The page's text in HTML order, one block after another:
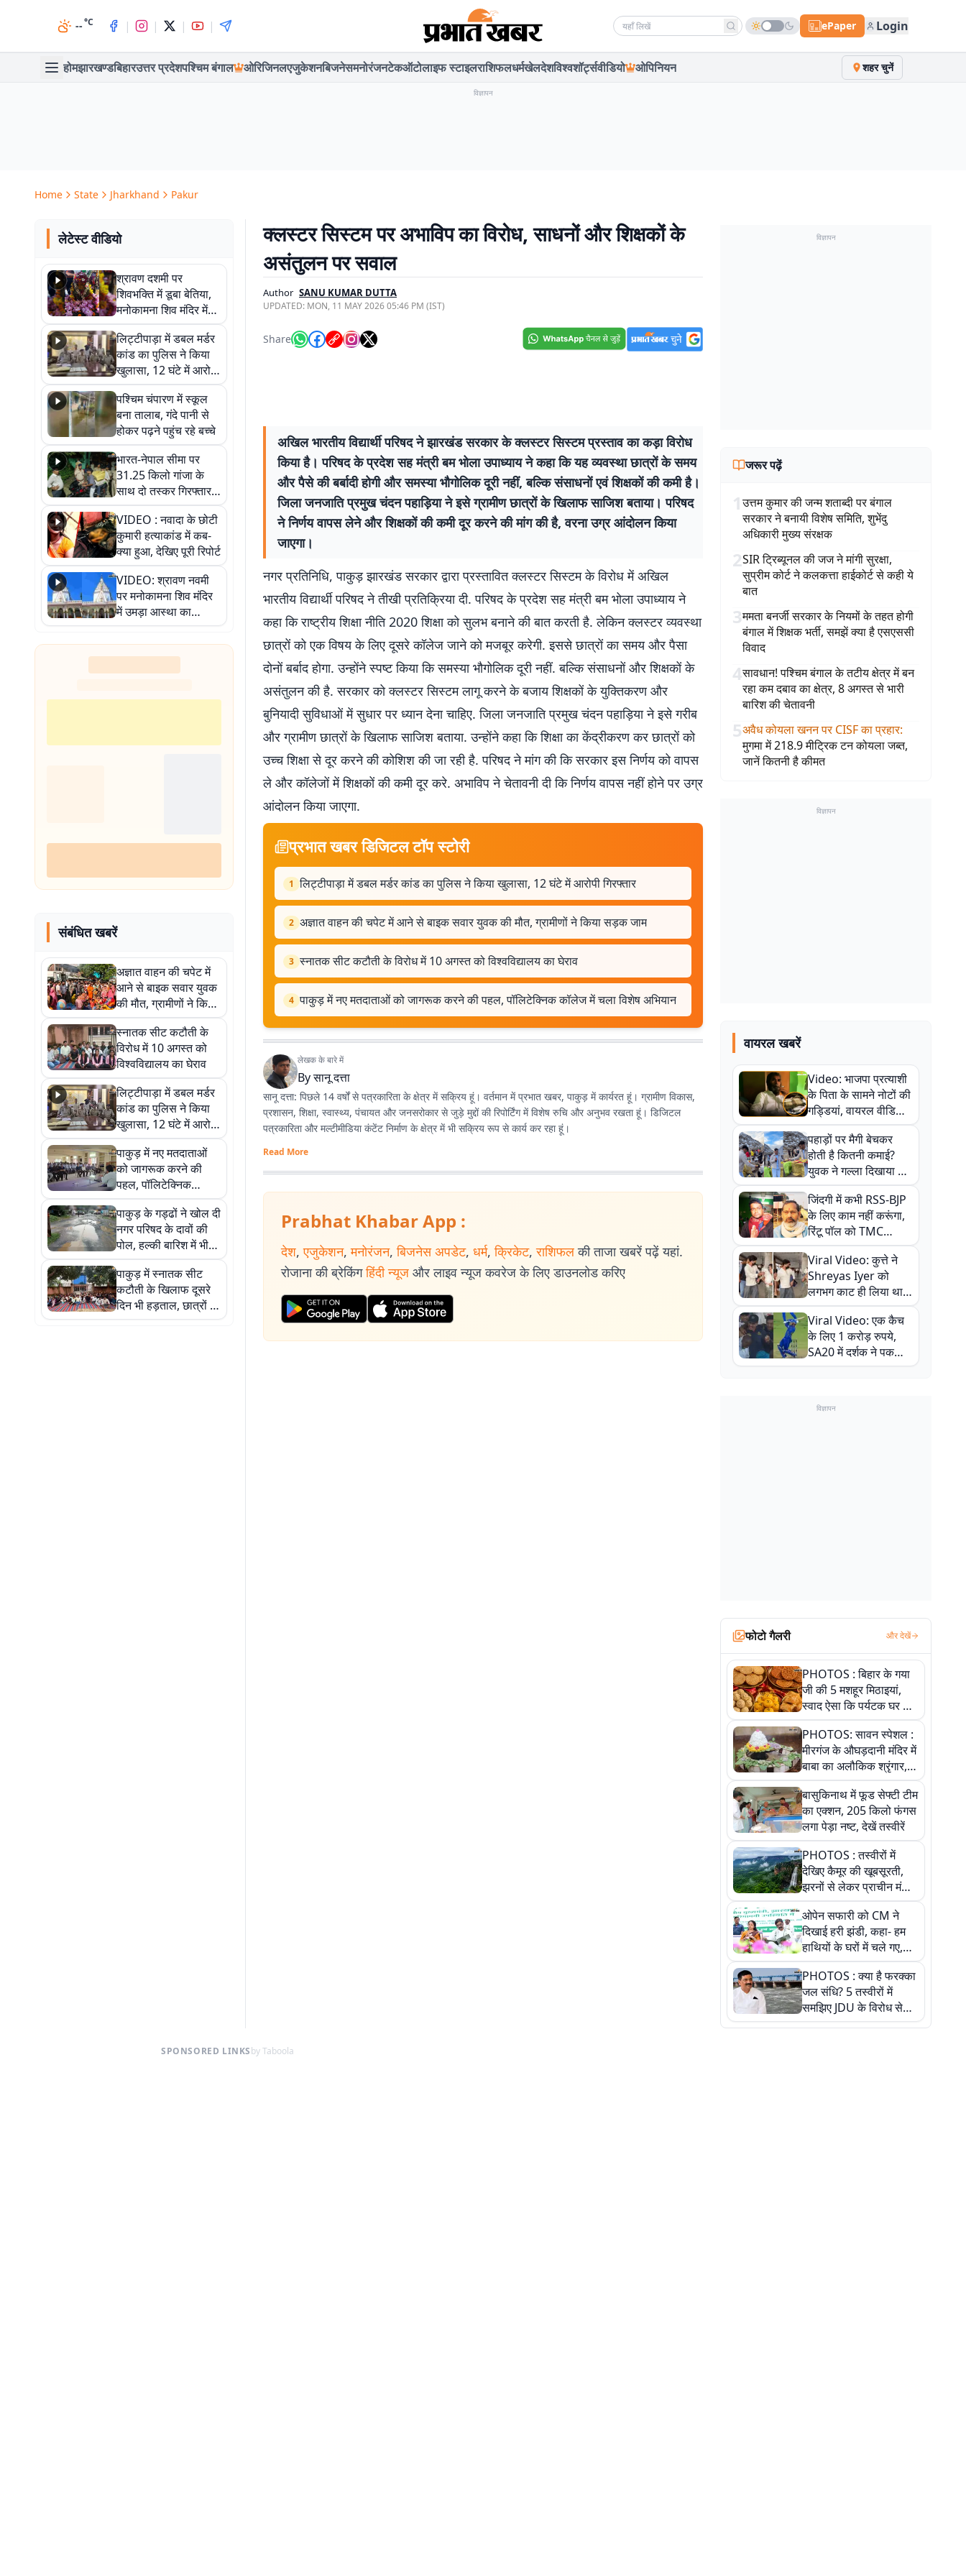
--°C | | | | Search news ePaper Login
होमझारखण्डबिहारउत्तर प्रदेशपश्चिम बंगाल ओरिजिनलएजुकेशनबिजनेसमनोरंजनटेकऑटोलाइफ स्टाइलराशिफलधर्मखेलदेशविश्वशॉर्ट्सवीडियो ओपिनियन शहर चुनें
विज्ञापन
Home State Jharkhand Pakur
लेटेस्ट वीडियो
श्रावण दशमी पर
शिवभक्ति में डूबा बेतिया,
मनोकामना शिव मंदिर में
हुआ भव्य श्रृंगार
लिट्टीपाड़ा में डबल मर्डर
कांड का पुलिस ने किया
खुलासा, 12 घंटे में आरोपी
गिरफ्तार
पश्चिम चंपारण में स्कूल
बना तालाब, गंदे पानी से
होकर पढ़ने पहुंच रहे बच्चे
भारत-नेपाल सीमा पर
31.25 किलो गांजा के
साथ दो तस्कर गिरफ्तार,
नेपाली नंबर की बाइक
जब्त
VIDEO : नवादा के छोटी
कुमारी हत्याकांड में कब-
क्या हुआ, देखिए पूरी रिपोर्ट
VIDEO: श्रावण नवमी
पर मनोकामना शिव मंदिर
में उमड़ा आस्था का
सैलाब, हर-हर महादेव के
जयघोष से गूंजा परिसर
संबंधित खबरें
अज्ञात वाहन की चपेट में
आने से बाइक सवार युवक
की मौत, ग्रामीणों ने किया
सड़क जाम
स्नातक सीट कटौती के
विरोध में 10 अगस्त को
विश्वविद्यालय का घेराव
लिट्टीपाड़ा में डबल मर्डर
कांड का पुलिस ने किया
खुलासा, 12 घंटे में आरोपी
गिरफ्तार
पाकुड़ में नए मतदाताओं
को जागरूक करने की
पहल, पॉलिटेक्निक
कॉलेज में चला विशेष
अभियान
पाकुड़ के गड्ढों ने खोल दी
नगर परिषद के दावों की
पोल, हल्की बारिश में भी
चलना भी दूभर
पाकुड़ में स्नातक सीट
कटौती के खिलाफ दूसरे
दिन भी हड़ताल, छात्रों ने
कॉलेज में जड़ा ताला
क्लस्टर सिस्टम पर अभाविप का विरोध, साधनों और शिक्षकों के
असंतुलन पर सवाल
Author SANU KUMAR DUTTA
UPDATED: MON, 11 MAY 2026 05:46 PM (IST)
Share
अखिल भारतीय विद्यार्थी परिषद ने झारखंड सरकार के क्लस्टर सिस्टम प्रस्ताव का कड़ा विरोध
किया है। परिषद के प्रदेश सह मंत्री बम भोला उपाध्याय ने कहा कि यह व्यवस्था छात्रों के समय
और पैसे की बर्बादी होगी और समस्या भौगोलिक दूरी नहीं, बल्कि संसाधनों एवं शिक्षकों की कमी है।
जिला जनजाति प्रमुख चंदन पहाड़िया ने इसे ग्रामीण छात्रों के खिलाफ साजिश बताया। परिषद
ने निर्णय वापस लेने और शिक्षकों की कमी दूर करने की मांग की है, वरना उग्र आंदोलन किया
जाएगा।
नगर प्रतिनिधि, पाकुड़ झारखंड सरकार द्वारा प्रस्तावित क्लस्टर सिस्टम के विरोध में अखिल
भारतीय विद्यार्थी परिषद ने तीखी प्रतिक्रिया दी. परिषद के प्रदेश सह मंत्री बम भोला उपाध्याय ने
कहा कि राष्ट्रीय शिक्षा नीति 2020 शिक्षा को सुलभ बनाने की बात करती है. लेकिन क्लस्टर व्यवस्था
छात्रों को एक विषय के लिए दूसरे कॉलेज जाने को मजबूर करेगी. इससे छात्रों का समय और पैसा
दोनों बर्बाद होगा. उन्होंने स्पष्ट किया कि समस्या भौगोलिक दूरी नहीं. बल्कि संसाधनों और शिक्षकों के
असंतुलन की है. सरकार को क्लस्टर सिस्टम लागू करने के बजाय शिक्षकों के युक्तिकरण और
बुनियादी सुविधाओं में सुधार पर ध्यान देना चाहिए. जिला जनजाति प्रमुख चंदन पहाड़िया ने इसे गरीब
और ग्रामीण छात्रों के खिलाफ साजिश बताया. उन्होंने कहा कि शिक्षा का केंद्रीकरण कर छात्रों को
उच्च शिक्षा से दूर करने की कोशिश की जा रही है. परिषद ने मांग की कि सरकार इस निर्णय को वापस
ले और कॉलेजों में शिक्षकों की कमी दूर करे. अभाविप ने चेतावनी दी कि निर्णय वापस नहीं होने पर उग्र
आंदोलन किया जाएगा.
प्रभात खबर डिजिटल टॉप स्टोरी
1 लिट्टीपाड़ा में डबल मर्डर कांड का पुलिस ने किया खुलासा, 12 घंटे में आरोपी गिरफ्तार
2 अज्ञात वाहन की चपेट में आने से बाइक सवार युवक की मौत, ग्रामीणों ने किया सड़क जाम
3 स्नातक सीट कटौती के विरोध में 10 अगस्त को विश्वविद्यालय का घेराव
4 पाकुड़ में नए मतदाताओं को जागरूक करने की पहल, पॉलिटेक्निक कॉलेज में चला विशेष अभियान
लेखक के बारे में
Byसानू दत्ता
सानू दत्ता: पिछले 14 वर्षों से पत्रकारिता के क्षेत्र में सक्रिय हूं। वर्तमान में प्रभात खबर, पाकुड़ में कार्यरत हूं। ग्रामीण विकास,
प्रशासन, शिक्षा, स्वास्थ्य, पंचायत और जनसरोकार से जुड़े मुद्दों की रिपोर्टिंग में विशेष रुचि और अनुभव रखता हूं। डिजिटल
पत्रकारिता और मल्टीमीडिया कंटेंट निर्माण के क्षेत्र में भी सक्रिय रूप से कार्य कर रहा हूं।
Read More
Prabhat Khabar App :
देश, एजुकेशन, मनोरंजन, बिजनेस अपडेट, धर्म, क्रिकेट, राशिफल की ताजा खबरें पढ़ें यहां.
रोजाना की ब्रेकिंग हिंदी न्यूज और लाइव न्यूज कवरेज के लिए डाउनलोड करिए
विज्ञापन
जरूर पढ़ें
1उत्तम कुमार की जन्म शताब्दी पर बंगाल
सरकार ने बनायी विशेष समिति, शुभेंदु
अधिकारी मुख्य संरक्षक
2SIR ट्रिब्यूनल की जज ने मांगी सुरक्षा,
सुप्रीम कोर्ट ने कलकत्ता हाईकोर्ट से कही ये
बात
3ममता बनर्जी सरकार के नियमों के तहत होगी
बंगाल में शिक्षक भर्ती, समझें क्या है एसएससी
विवाद
4सावधान! पश्चिम बंगाल के तटीय क्षेत्र में बन
रहा कम दबाव का क्षेत्र, 8 अगस्त से भारी
बारिश की चेतावनी
5अवैध कोयला खनन पर CISF का प्रहार:
मुगमा में 218.9 मीट्रिक टन कोयला जब्त,
जानें कितनी है कीमत
विज्ञापन
वायरल खबरें
Video: भाजपा प्रत्याशी
के पिता के सामने नोटों की
गड्डियां, वायरल वीडियो
से राजनीति में उबाल,
अजित महतो बोले- TMC
की गंदी चाल
पहाड़ों पर मैगी बेचकर
होती है कितनी कमाई?
युवक ने गल्ला दिखाया तो
नौकरी वालों के खड़े हो गए
कान
जिंदगी में कभी RSS-BJP
के लिए काम नहीं करूंगा,
रिंटू पॉल को TMC
ऑफिस में ले जाकर पीटा,
Video वायरल
Viral Video: कुत्ते ने
Shreyas Iyer को
लगभग काट ही लिया था,
न्यूजीलैंड सीरीज से पहले
बाल-बाल बचे
Viral Video: एक कैच
के लिए 1 करोड़ रुपये,
SA20 में दर्शक ने पकड़ा
एक हाथ से गजब का कैच
विज्ञापन
फोटो गैलरी और देखें
PHOTOS : बिहार के गया
जी की 5 मशहूर मिठाइयां,
स्वाद ऐसा कि पर्यटक घर ले
जाना नहीं भूलते, तस्वीरों में
देखें
PHOTOS: सावन स्पेशल :
मीरगंज के औघड़दानी मंदिर में
बाबा का अलौकिक श्रृंगार,
तस्वीरों में देखें महादेव के कई
मनमोहक स्वरूप
बासुकिनाथ में फूड सेफ्टी टीम
का एक्शन, 205 किलो फंगस
लगा पेड़ा नष्ट, देखें तस्वीरें
PHOTOS : तस्वीरों में
देखिए कैमूर की खूबसूरती,
झरनों से लेकर प्राचीन मंदिरों
तक प्रकृति और आस्था का
अद्भुत संगम
ओपेन सफारी को CM ने
दिखाई हरी झंडी, कहा- हम
हाथियों के घरों में चले गए,
देखें तस्वीरें
PHOTOS : क्या है फरक्का
जल संधि? 5 तस्वीरों में
समझिए JDU के विरोध से
लेकर बिहार पर असर तक
SPONSORED LINKSby Taboola